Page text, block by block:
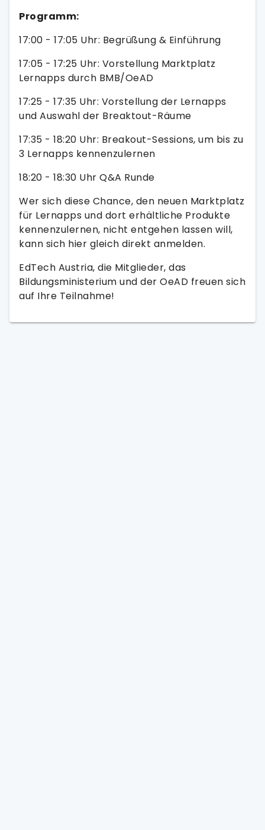
Programm:
17:00 - 17:05 Uhr: Begrüßung & Einführung
17:05 - 17:25 Uhr: Vorstellung Marktplatz
Lernapps durch BMB/OeAD
17:25 - 17:35 Uhr: Vorstellung der Lernapps
und Auswahl der Breaktout-Räume
17:35 - 18:20 Uhr: Breakout-Sessions, um bis zu
3 Lernapps kennenzulernen
18:20 - 18:30 Uhr Q&A Runde
Wer sich diese Chance, den neuen Marktplatz
für Lernapps und dort erhältliche Produkte
kennenzulernen, nicht entgehen lassen will,
kann sich hier gleich direkt anmelden.
EdTech Austria, die Mitglieder, das
Bildungsministerium und der OeAD freuen sich
auf Ihre Teilnahme!